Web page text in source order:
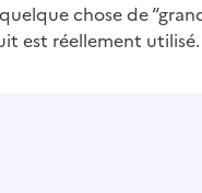
chose de
est réellement utilisé.